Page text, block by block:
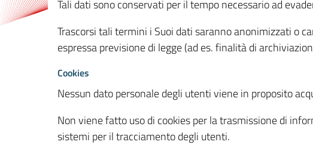
Tali dati sono conservati per il tempo necessario ad
Trascorsi tali termini i Suoi dati saranno anonimizzati o
espressa previsione di legge (ad es. finalità di
Cookies
Nessun dato personale degli utenti viene in proposito
Non viene fatto uso di cookies per la trasmissione di
sistemi per il tracciamento degli utenti.